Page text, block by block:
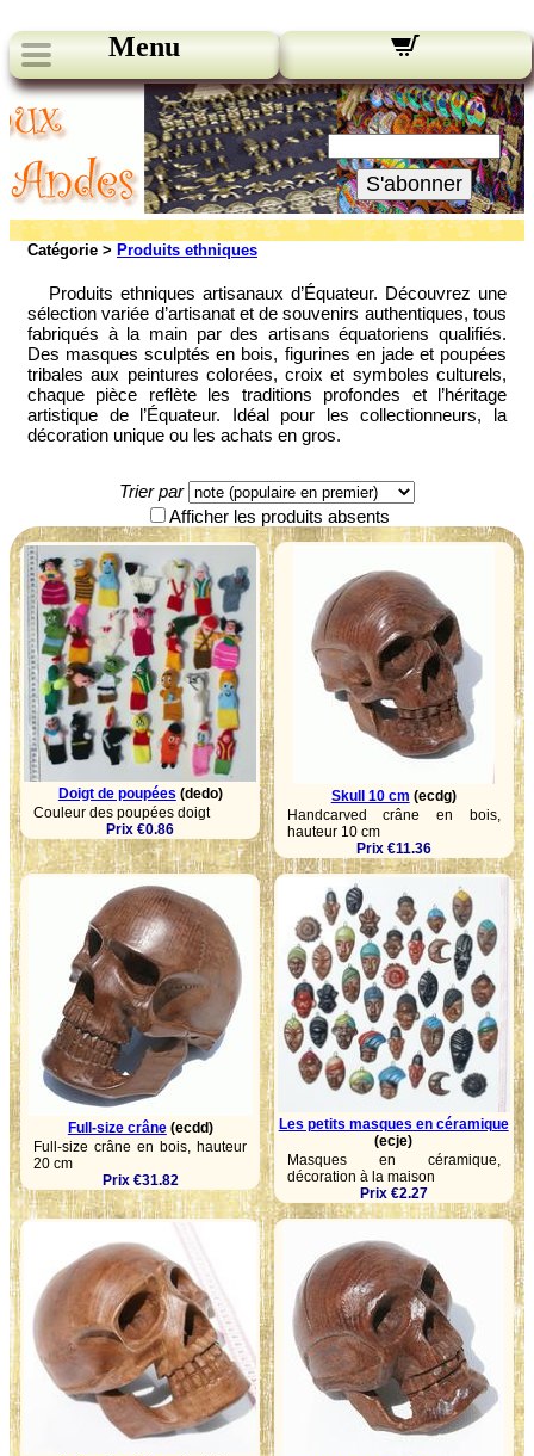
Menu
Nos bulletins:
Votre Email:
S'abonner
Catégorie > Produits ethniques
Produits ethniques artisanaux d’Équateur. Découvrez une
sélection variée d’artisanat et de souvenirs authentiques, tous
fabriqués à la main par des artisans équatoriens qualifiés.
Des masques sculptés en bois, figurines en jade et poupées
tribales aux peintures colorées, croix et symboles culturels,
chaque pièce reflète les traditions profondes et l’héritage
artistique de l’Équateur. Idéal pour les collectionneurs, la
décoration unique ou les achats en gros.
Trier par
Afficher les produits absents
Doigt de poupées (dedo)
Couleur des poupées doigt
Prix €0.86
Skull 10 cm (ecdg)
Handcarved crâne en bois,
hauteur 10 cm
Prix €11.36
Full-size crâne(ecdd)
Full-size crâne en bois, hauteur
20 cm
Prix €31.82
Les petits masques en céramique
(ecje)
Masques en céramique,
décoration à la maison
Prix €2.27